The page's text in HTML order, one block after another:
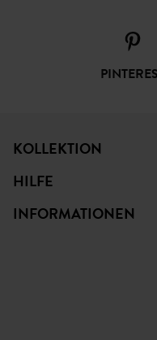
KOLLEKTION
HILFE
INFORMATIONEN